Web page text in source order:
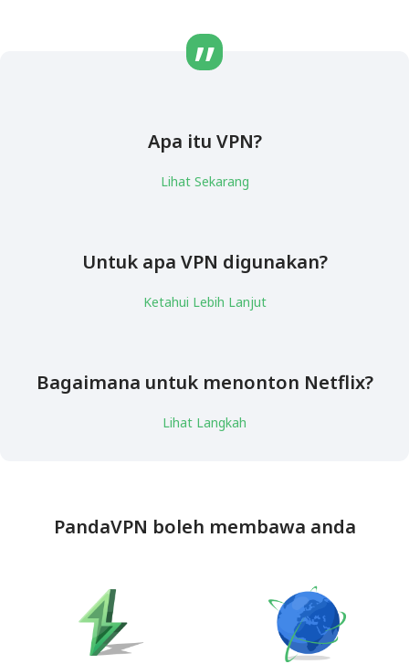
Apa itu VPN?
Lihat Sekarang
Untuk apa VPN digunakan?
Ketahui Lebih Lanjut
Bagaimana untuk menonton Netflix?
Lihat Langkah
PandaVPN boleh membawa anda